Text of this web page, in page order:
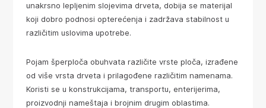
unakrsno lepljenim slojevima drveta, dobija se materijal
koji dobro podnosi opterećenja i zadržava stabilnost u
različitim uslovima upotrebe.
Pojam šperploča obuhvata različite vrste ploča, izrađene
od više vrsta drveta i prilagođene različitim namenama.
Koristi se u konstrukcijama, transportu, enterijerima,
proizvodnji nameštaja i brojnim drugim oblastima.